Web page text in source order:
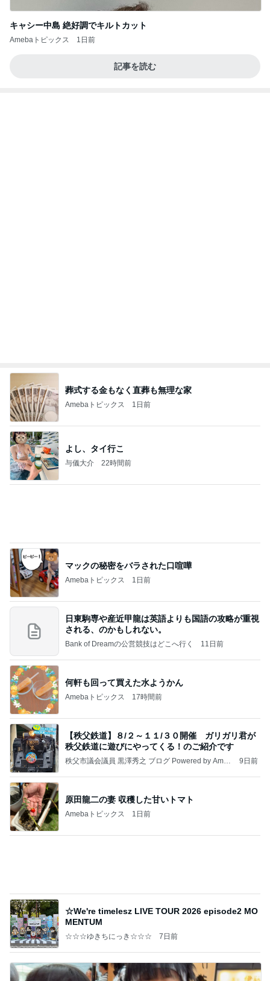
キャシー中島 絶好調でキルトカット
Amebaトピックス 1日前
記事を読む
葬式する金もなく直葬も無理な家
Amebaトピックス 1日前
よし、タイ行こ
与儀大介 22時間前
マックの秘密をバラされた口喧嘩
Amebaトピックス 1日前
日東駒専や産近甲龍は英語よりも国語の攻略が重視
される、のかもしれない。
Bank of Dreamの公営競技はどこへ行く 11日前
何軒も回って買えた水ようかん
Amebaトピックス 17時間前
【秩父鉄道】８/２～１１/３０開催 ガリガリ君が
秩父鉄道に遊びにやってくる！のご紹介です
秩父市議会議員 黒澤秀之 ブログ Powered by Ameb
9日前
原田龍二の妻 収穫した甘いトマト
Amebaトピックス 1日前
☆We're timelesz LIVE TOUR 2026 episode2 MO
MENTUM
☆☆☆ゆきちにっき☆☆☆ 7日前